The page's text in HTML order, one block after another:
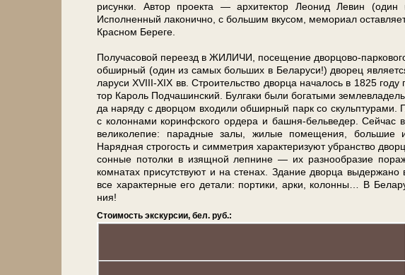
ри­сун­ки. Автор про­ек­та — ар­хи­тек­тор Лео­нид Ле­вин (один
Исполненный ла­ко­нич­но, с боль­шим вку­сом, ме­мо­ри­ал
Красном Береге.
По­лу­ча­со­вой переезд в ЖИЛИЧИ, посещение дворцово-
об­шир­ный (один из са­мых боль­ших в Бе­ла­ру­си!) дво­рец
ла­ру­си XVIII-XIX вв. Строительство двор­ца на­ча­лось в 1825
тор Кароль Подчашинский. Булгаки бы­ли богатыми
да на­ря­ду с двор­цом вхо­ди­ли об­шир­ный парк со скульп­ту­ра­ми.
с колоннами коринфского ордера и башня-бельведер. Сейчас
великолепие: па­рад­ные за­лы, жи­лые по­ме­ще­ния, боль­шие
Нарядная строгость и симметрия ха­рак­те­ри­зу­ют убран­ство
сон­ные потолки в изящ­ной леп­ни­не — их раз­но­об­ра­зие
комнатах присутствуют и на сте­нах. Зда­ние двор­ца
все ха­рак­тер­ные его детали: портики, арки, ко­лон­ны… В
ния!
Стоимость экскурсии, бел. руб.: